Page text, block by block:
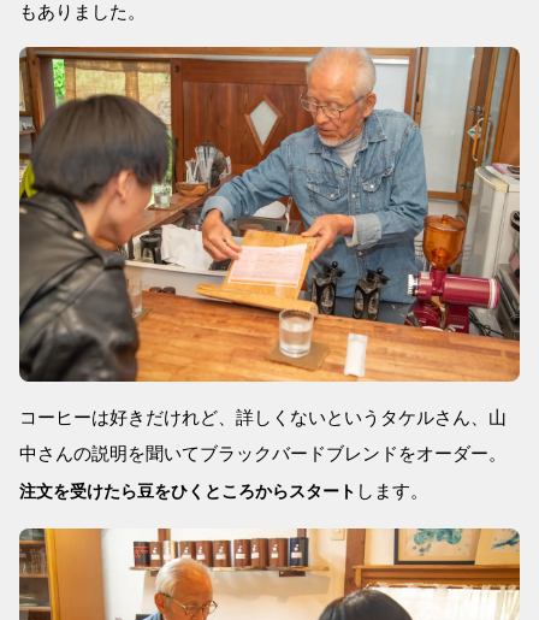
もありました。
コーヒーは好きだけれど、詳しくないというタケルさん、山
中さんの説明を聞いてブラックバードブレンドをオーダー。
注文を受けたら豆をひくところからスタート します。